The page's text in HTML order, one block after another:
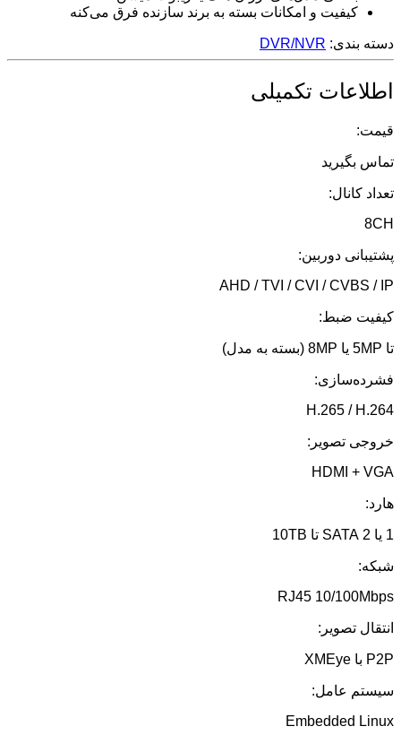
کیفیت و امکانات بسته به برند سازنده فرق می‌کنه
دسته بندی: DVR/NVR
اطلاعات تکمیلی
قیمت:
تماس بگیرید
تعداد کانال:
8CH
پشتیبانی دوربین:
AHD / TVI / CVI / CVBS / IP
کیفیت ضبط:
تا 5MP یا 8MP (بسته به مدل)
فشرده‌سازی:
H.265 / H.264
خروجی تصویر:
HDMI + VGA
هارد:
1 یا 2 SATA تا 10TB
شبکه:
RJ45 10/100Mbps
انتقال تصویر:
P2P با XMEye
سیستم عامل:
Embedded Linux